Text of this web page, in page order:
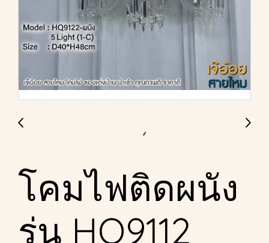
โคมไฟติดผนัง
รุ่น HQ9112